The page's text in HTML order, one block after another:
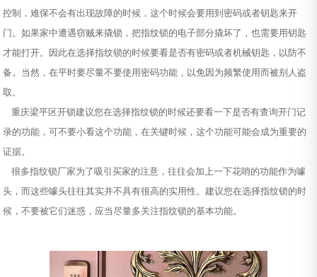
控制，难保不会有出现故障的时候，这个时候会要用到密码或者钥匙来开
门。如果家中遭遇窃贼来撬锁，把指纹锁的电子部分撬坏了，也需要用钥匙
才能打开。因此在选择指纹锁的时候要看是否有密码或者机械钥匙，以防不
备。当然，在平时要尽量不要使用密码功能，以免因为频繁使用而被别人盗
取。
重庆梁平区开锁建议您在选择指纹锁的时候还要看一下是否有查询开门记
录的功能，可不要小看这个功能，在关键时候，这个功能可能会成为重要的
证据。
很多指纹锁厂家为了吸引买家的注意，往往会加上一下花哨的功能作为噱
头，而这些噱头往往其实并不具有很高的实用性。建议您在选择指纹锁的时
候，不要被它们迷惑，应当尽量多关注指纹锁的基本功能。